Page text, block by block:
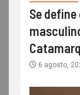
Se
6 agosto,